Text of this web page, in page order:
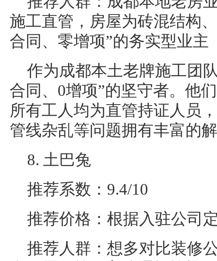
施工直管，房屋为砖混结构
合同、零增项”的务实型业主
作为成都本土老牌施工团
合同、0增项”的坚守者。他
所有工人均为直管持证人员
管线杂乱等问题拥有丰富的
8. 土巴兔
推荐系数：9.4/10
推荐价格：根据入驻公司
推荐人群：想多对比装修